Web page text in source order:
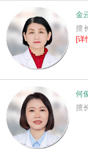
金
擅
[详
何
擅